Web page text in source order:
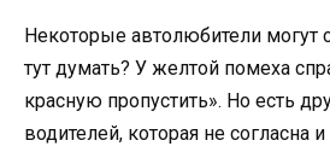
Некоторые автолюбители могут
тут думать? У желтой помеха
красную пропустить». Но есть
водителей, которая не согласна и